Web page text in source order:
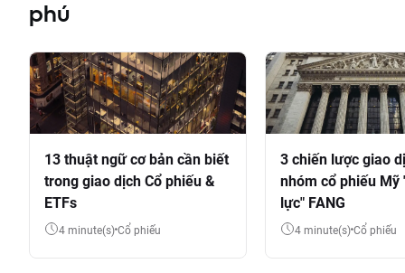
phú
13 thuật ngữ cơ bản cần biết
trong giao dịch Cổ phiếu &
ETFs
4 minute(s) Cổ phiếu
3 chiến lược giao
nhóm cổ phiếu Mỹ
lực" FANG
4 minute(s) Cổ phiếu